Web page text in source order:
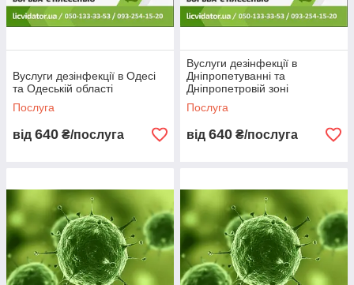
Вуслуги дезінфекції в Одесі
та Одеській області
Послуга
від 640 ₴/послуга
Вуслуги дезінфекції в
Дніпропетуванні та
Дніпропетровій зоні
Послуга
від 640 ₴/послуга